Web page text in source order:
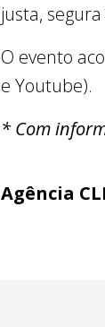
justa,
O evento
e Youtube).
* Com
Agência